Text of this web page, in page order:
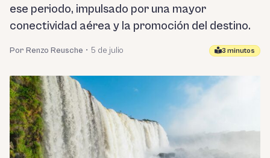
ese periodo, impulsado por una mayor
conectividad aérea y la promoción del destino.
Por Renzo Reusche • 5 de julio 3 minutos